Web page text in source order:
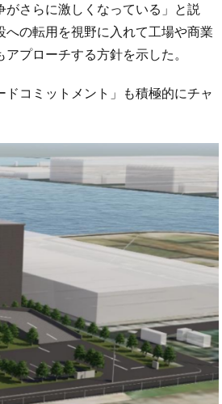
さらに激しくなっている」と説
の転用を視野に入れて工場や商業
プローチする方針を示した。
コミットメント」も積極的にチャ